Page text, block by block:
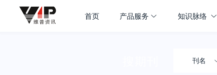
首页 产品服务 知识脉络
刊名